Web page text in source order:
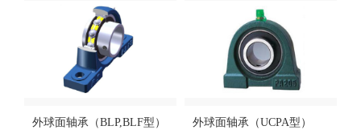
外球面轴承（BLP,BLF型） 外球面轴承（UCPA型）